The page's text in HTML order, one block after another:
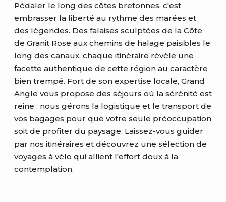
Pédaler le long des côtes bretonnes, c'est
embrasser la liberté au rythme des marées et
des légendes. Des falaises sculptées de la Côte
de Granit Rose aux chemins de halage paisibles le
long des canaux, chaque itinéraire révèle une
facette authentique de cette région au caractère
bien trempé. Fort de son expertise locale, Grand
Angle vous propose des séjours où la sérénité est
reine : nous gérons la logistique et le transport de
vos bagages pour que votre seule préoccupation
soit de profiter du paysage. Laissez-vous guider
par nos itinéraires et découvrez une sélection de
voyages à vélo qui allient l'effort doux à la
contemplation.